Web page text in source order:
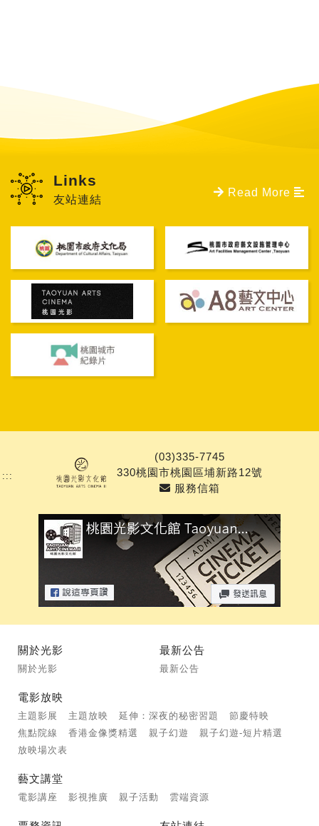
Links
友站連結
Read More
:::
(03)335-7745
330桃園市桃園區埔新路12號
服務信箱
關於光影
關於光影
最新公告
最新公告
電影放映
主題影展 主題放映 延伸：深夜的秘密習題
節慶特映
焦點院線
香港金像獎精選 親子幻遊
親子幻遊-短片精選
放映場次表
藝文講堂
電影講座 影視推廣 親子活動 雲端資源